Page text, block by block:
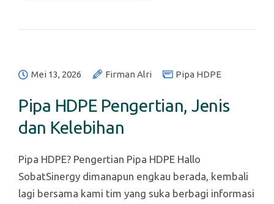
Mei 13, 2026 Firman Alri Pipa HDPE
Pipa HDPE Pengertian, Jenis
dan Kelebihan
Pipa HDPE? Pengertian Pipa HDPE Hallo
SobatSinergy dimanapun engkau berada, kembali
lagi bersama kami tim yang suka berbagi informasi